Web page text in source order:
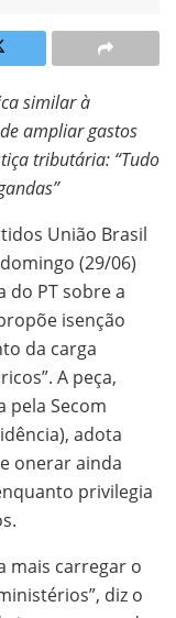
similar à
ampliar gastos
tributária: “Tudo
União Brasil
(29/06)
do PT sobre a
isenção
da carga
A peça,
pela Secom
adota
onerar ainda
privilegia
mais carregar o
diz o